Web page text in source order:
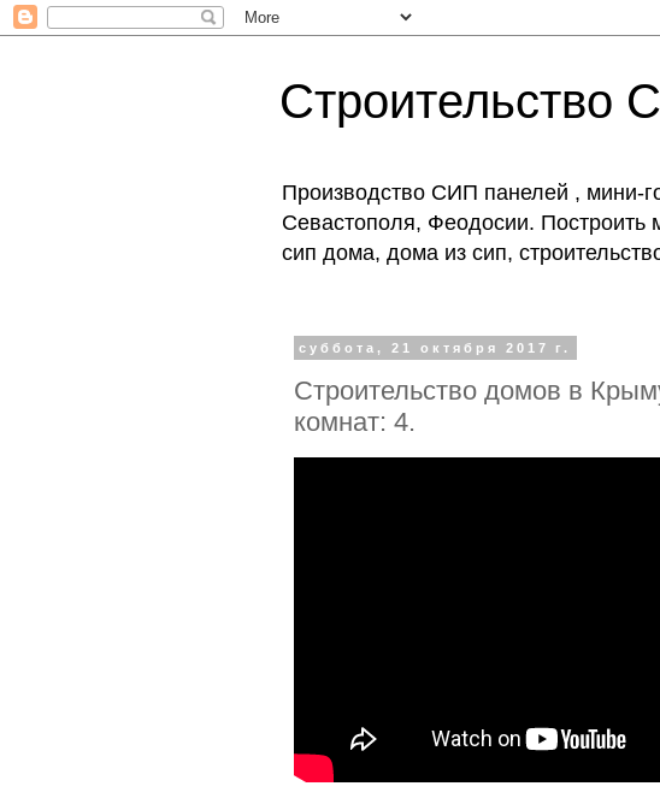
Производство СИП панелей , мини-
Севастополя, Феодосии. Построить
сип дома, дома из сип,
суббота, 21 октября 2017 г.
Строительство домов в
комнат: 4.